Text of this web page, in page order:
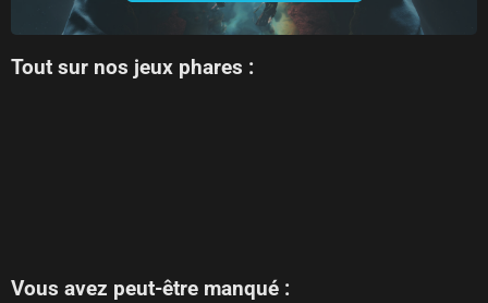
Tout sur nos jeux phares :
Vous avez peut-être manqué :